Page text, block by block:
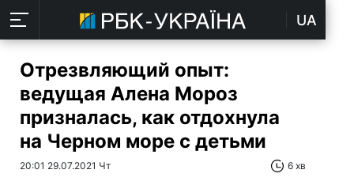
UA
Отрезвляющий опыт:
ведущая Алена Мороз
призналась, как отдохнула
на Черном море с детьми
20:01 29.07.2021 Чт 6 хв